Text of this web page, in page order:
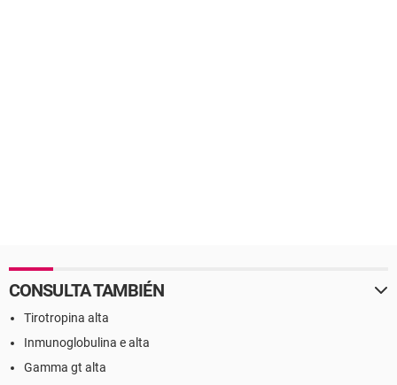
CONSULTA TAMBIÉN
Tirotropina alta
Inmunoglobulina e alta
Gamma gt alta